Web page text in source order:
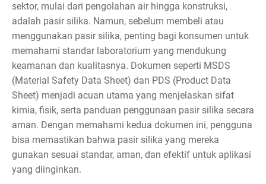
sektor, mulai dari pengolahan air hingga konstruksi,
adalah pasir silika. Namun, sebelum membeli atau
menggunakan pasir silika, penting bagi konsumen untuk
memahami standar laboratorium yang mendukung
keamanan dan kualitasnya. Dokumen seperti MSDS
(Material Safety Data Sheet) dan PDS (Product Data
Sheet) menjadi acuan utama yang menjelaskan sifat
kimia, fisik, serta panduan penggunaan pasir silika secara
aman. Dengan memahami kedua dokumen ini, pengguna
bisa memastikan bahwa pasir silika yang mereka
gunakan sesuai standar, aman, dan efektif untuk aplikasi
yang diinginkan.